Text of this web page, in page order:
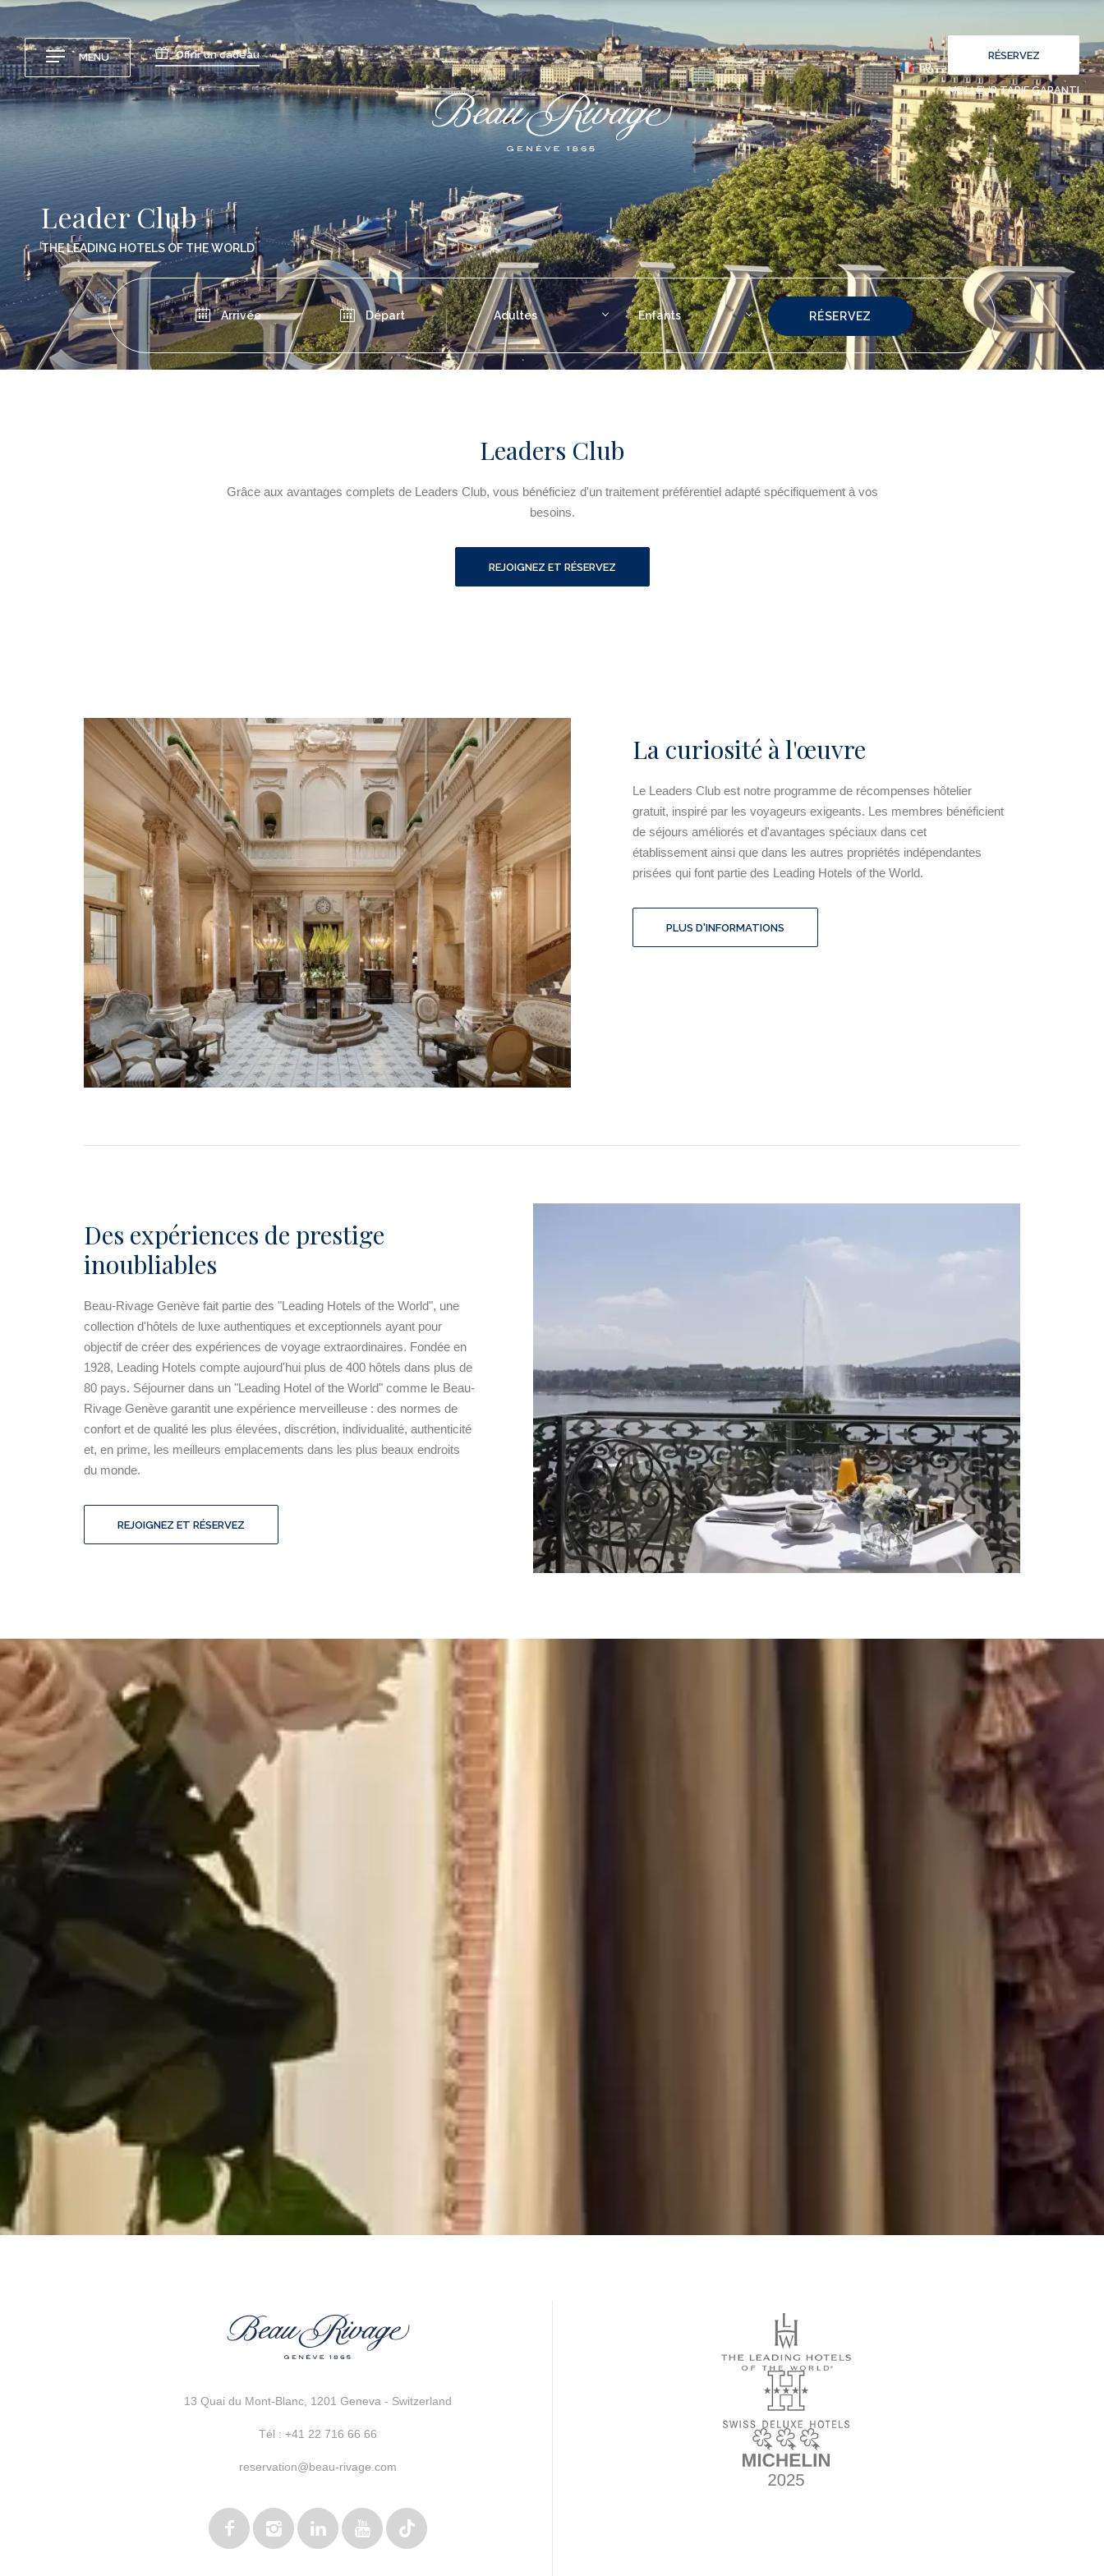
MENU
Offrir un cadeau
FR
RÉSERVEZ
MEILLEUR TARIF GARANTI
Leader Club
THE LEADING HOTELS OF THE WORLD
Leaders Club
Grâce aux avantages complets de Leaders Club, vous bénéficiez d'un traitement préférentiel adapté spécifiquement à vos
besoins.
REJOIGNEZ ET RÉSERVEZ
La curiosité à l'œuvre
Le Leaders Club est notre programme de récompenses hôtelier
gratuit, inspiré par les voyageurs exigeants. Les membres bénéficient
de séjours améliorés et d'avantages spéciaux dans cet
établissement ainsi que dans les autres propriétés indépendantes
prisées qui font partie des Leading Hotels of the World.
PLUS D'INFORMATIONS
Des expériences de prestige
inoubliables
Beau-Rivage Genève fait partie des "Leading Hotels of the World", une
collection d'hôtels de luxe authentiques et exceptionnels ayant pour
objectif de créer des expériences de voyage extraordinaires. Fondée en
1928, Leading Hotels compte aujourd'hui plus de 400 hôtels dans plus de
80 pays. Séjourner dans un "Leading Hotel of the World" comme le Beau-
Rivage Genève garantit une expérience merveilleuse : des normes de
confort et de qualité les plus élevées, discrétion, individualité, authenticité
et, en prime, les meilleurs emplacements dans les plus beaux endroits
du monde.
REJOIGNEZ ET RÉSERVEZ
13 Quai du Mont-Blanc 1201 Geneva - Switzerland
Tél : +41 22 716 66 66
reservation@beau-rivage.com